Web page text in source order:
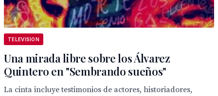
TELEVISION
Una mirada libre sobre los Álvarez
Quintero en "Sembrando sueños"
La cinta incluye testimonios de actores, historiadores,